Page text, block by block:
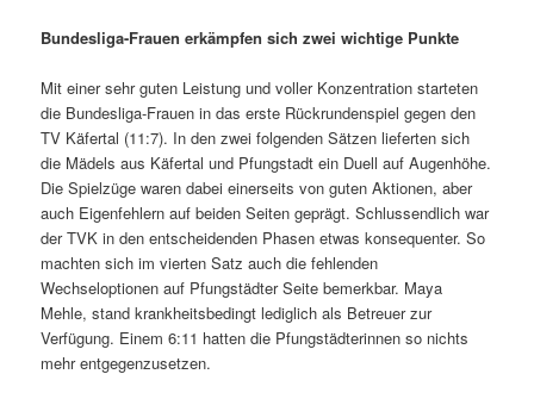
Bundesliga-Frauen erkämpfen sich zwei wichtige Punkte
Mit einer sehr guten Leistung und voller Konzentration starteten
die Bundesliga-Frauen in das erste Rückrundenspiel gegen den
TV Käfertal (11:7). In den zwei folgenden Sätzen lieferten sich
die Mädels aus Käfertal und Pfungstadt ein Duell auf Augenhöhe.
Die Spielzüge waren dabei einerseits von guten Aktionen, aber
auch Eigenfehlern auf beiden Seiten geprägt. Schlussendlich war
der TVK in den entscheidenden Phasen etwas konsequenter. So
machten sich im vierten Satz auch die fehlenden
Wechseloptionen auf Pfungstädter Seite bemerkbar. Maya
Mehle, stand krankheitsbedingt lediglich als Betreuer zur
Verfügung. Einem 6:11 hatten die Pfungstädterinnen so nichts
mehr entgegenzusetzen.